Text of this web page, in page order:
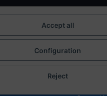
Accept all
Configuration
Reject